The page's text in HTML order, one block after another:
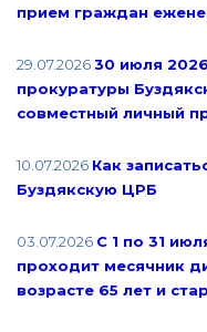
прием граждан
29.07.202630 июля
прокуратуры
совместный личный
10.07.2026 Как
Буздякскую ЦРБ
03.07.2026 С 1 по 31
проходит месячник
возрасте 65 лет и